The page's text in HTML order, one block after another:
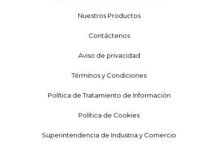
Nuestros Productos
Contáctenos
Aviso de privacidad
Términos y Condiciones
Política de Tratamiento de Información
Política de Cookies
Superintendencia de Industria y Comercio